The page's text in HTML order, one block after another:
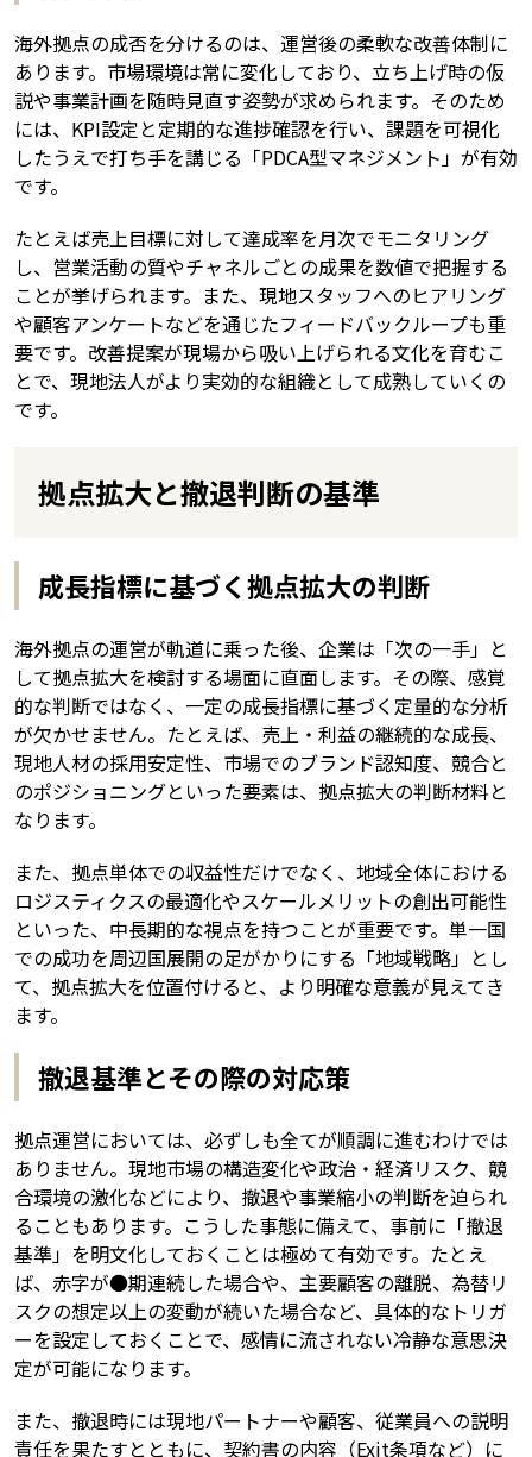
海外拠点の成否を分けるのは、運営後の柔軟な改善体制に
あります。市場環境は常に変化しており、立ち上げ時の仮
説や事業計画を随時見直す姿勢が求められます。そのため
には、KPI設定と定期的な進捗確認を行い、課題を可視化
したうえで打ち手を講じる「PDCA型マネジメント」が有効
です。
たとえば売上目標に対して達成率を月次でモニタリング
し、営業活動の質やチャネルごとの成果を数値で把握する
ことが挙げられます。また、現地スタッフへのヒアリング
や顧客アンケートなどを通じたフィードバックループも重
要です。改善提案が現場から吸い上げられる文化を育むこ
とで、現地法人がより実効的な組織として成熟していくの
です。
拠点拡大と撤退判断の基準
成長指標に基づく拠点拡大の判断
海外拠点の運営が軌道に乗った後、企業は「次の一手」と
して拠点拡大を検討する場面に直面します。その際、感覚
的な判断ではなく、一定の成長指標に基づく定量的な分析
が欠かせません。たとえば、売上・利益の継続的な成長、
現地人材の採用安定性、市場でのブランド認知度、競合と
のポジショニングといった要素は、拠点拡大の判断材料と
なります。
また、拠点単体での収益性だけでなく、地域全体における
ロジスティクスの最適化やスケールメリットの創出可能性
といった、中長期的な視点を持つことが重要です。単一国
での成功を周辺国展開の足がかりにする「地域戦略」とし
て、拠点拡大を位置付けると、より明確な意義が見えてき
ます。
撤退基準とその際の対応策
拠点運営においては、必ずしも全てが順調に進むわけでは
ありません。現地市場の構造変化や政治・経済リスク、競
合環境の激化などにより、撤退や事業縮小の判断を迫られ
ることもあります。こうした事態に備えて、事前に「撤退
基準」を明文化しておくことは極めて有効です。たとえ
ば、赤字が●期連続した場合や、主要顧客の離脱、為替リ
スクの想定以上の変動が続いた場合など、具体的なトリガ
ーを設定しておくことで、感情に流されない冷静な意思決
定が可能になります。
また、撤退時には現地パートナーや顧客、従業員への説明
責任を果たすとともに、契約書の内容（Exit条項など）に